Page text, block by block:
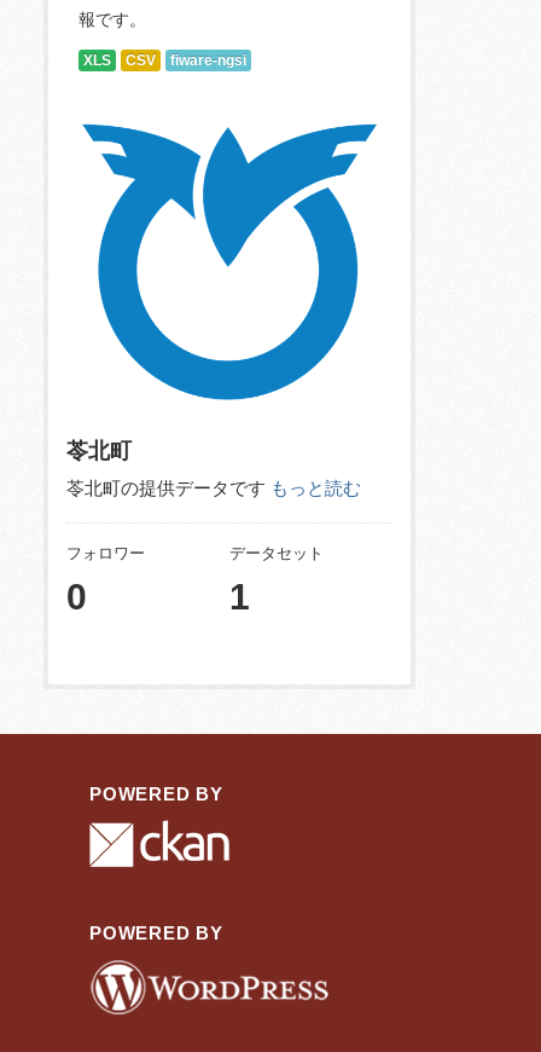
報です。
XLS CSV fiware-ngsi
苓北町
苓北町の提供データです もっと読む
フォロワー
0
データセット
1
POWERED BY
POWERED BY